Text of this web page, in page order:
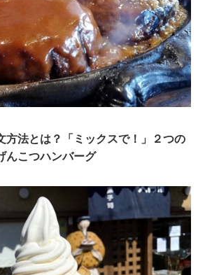
方法とは？「ミックスで！」２つの
んこつハンバーグ